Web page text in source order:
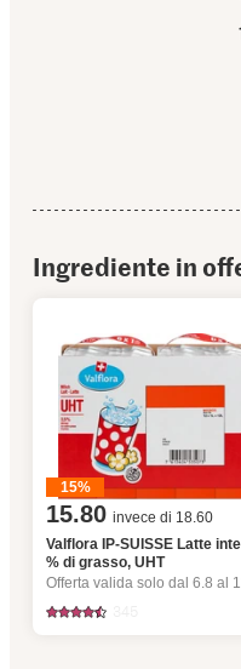
Ingrediente in
15%
15.80 invece di 18.60
Valflora IP-SUISSE Latte
% di grasso, UHT